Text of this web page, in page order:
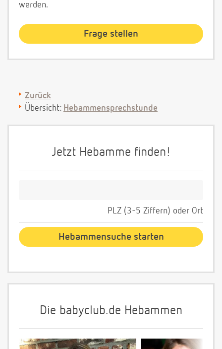
werden.
Zurück
Übersicht: Hebammensprechstunde
Jetzt Hebamme finden!
PLZ (3-5 Ziffern) oder Ort
Die babyclub.de Hebammen